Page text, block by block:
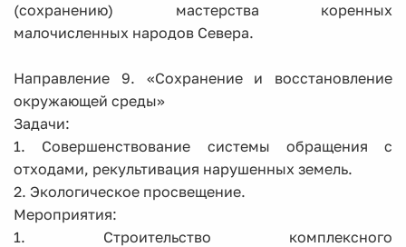
(сохранению) мастерства коренных
малочисленных народов Севера.
Направление 9. «Сохранение и восстановление
окружающей среды»
Задачи:
1. Совершенствование системы обращения с
отходами, рекультивация нарушенных земель.
2. Экологическое просвещение.
Мероприятия:
1. Строительство комплексного